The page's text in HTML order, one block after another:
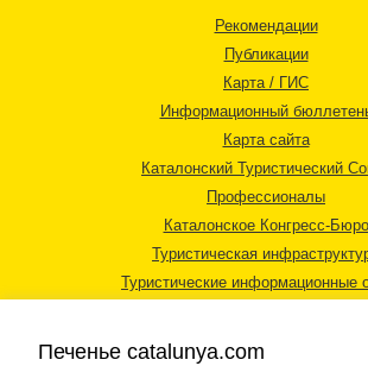
Рекомендации
Публикации
Карта / ГИС
Информационный
Карта сайта
Каталонский Туристический
Профессионалы
Каталонское Конгресс-Бюро
Туристическая
Туристические информационные
Печенье catalunya.com